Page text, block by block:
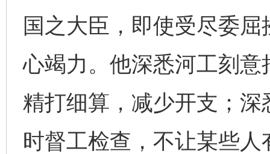
国之大臣，即使受尽委
心竭力。他深悉河工刻
精打细算，减少开支；
时督工检查，不让某些